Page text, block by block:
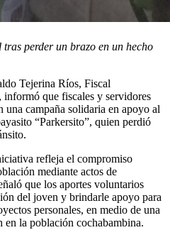
perder un brazo en un hecho
Tejerina Ríos, Fiscal
informó que fiscales y servidores
campaña solidaria en apoyo al
“Parkersito”, quien perdió
refleja el compromiso
mediante actos de
que los aportes voluntarios
del joven y brindarle apoyo para
personales, en medio de una
en la población cochabambina.